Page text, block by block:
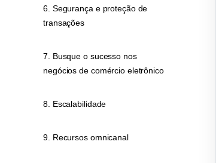
6. Segurança e proteção de
transações
7. Busque o sucesso nos
negócios de comércio eletrônico
8. Escalabilidade
9. Recursos omnicanal